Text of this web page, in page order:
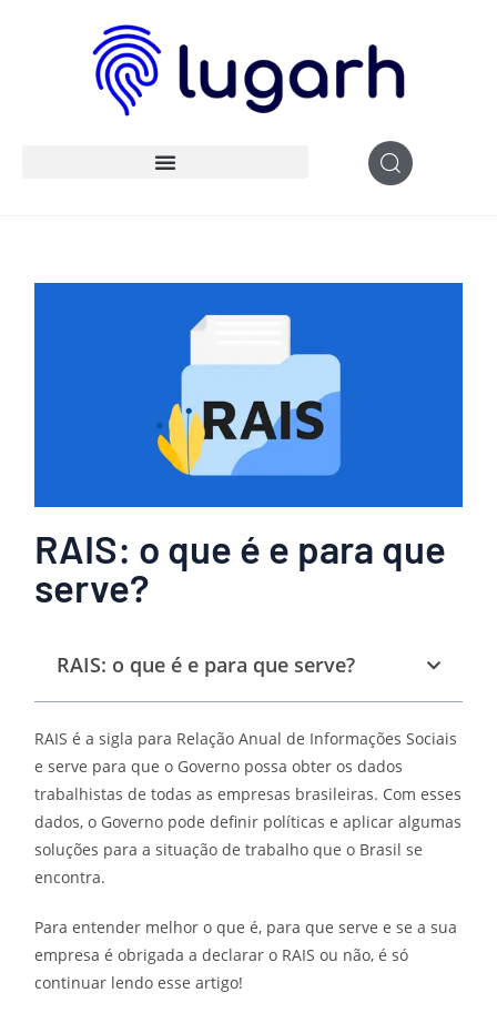
RAIS: o que é e para que
serve?
RAIS: o que é e para que serve?
RAIS é a sigla para Relação Anual de Informações Sociais
e serve para que o Governo possa obter os dados
trabalhistas de todas as empresas brasileiras. Com esses
dados, o Governo pode definir políticas e aplicar algumas
soluções para a situação de trabalho que o Brasil se
encontra.
Para entender melhor o que é, para que serve e se a sua
empresa é obrigada a declarar o RAIS ou não, é só
continuar lendo esse artigo!